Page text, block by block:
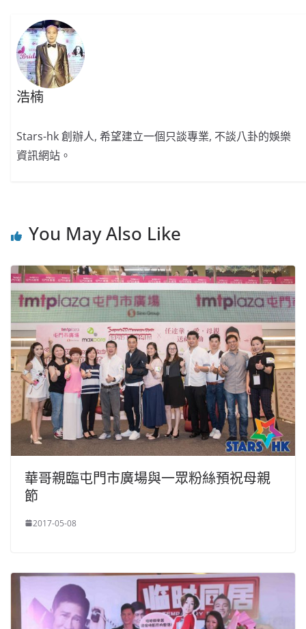
o
k
o
浩楠
Stars-hk 創辦人, 希望建立一個只談專業, 不談八卦的娛樂
資訊網站。
You May Also Like
華哥親臨屯門市廣場與一眾粉絲預祝母親
節
2017-05-08